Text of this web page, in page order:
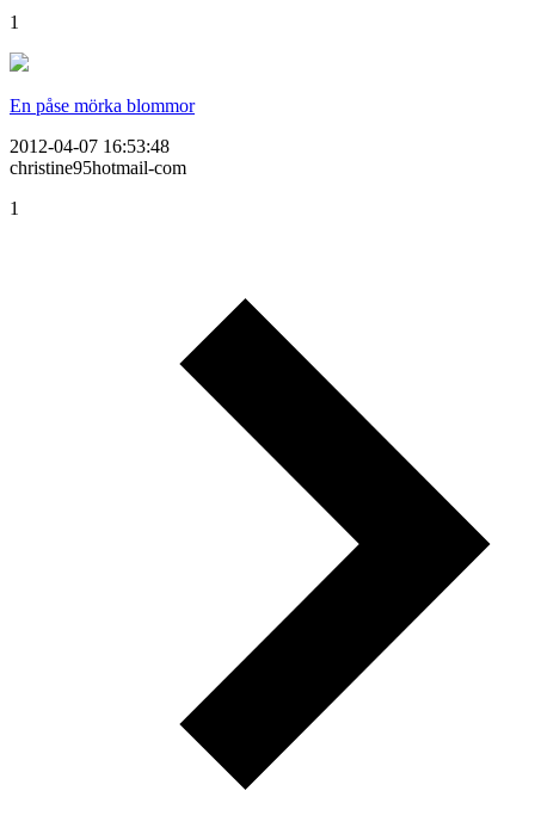
1
En påse mörka blommor
2012-04-07 16:53:48
christine95hotmail-com
1